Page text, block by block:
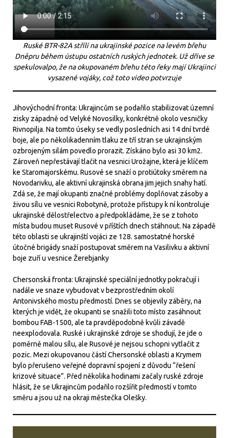
Ruské BTR-82A střílí na ukrajinské pozice na levém břehu
Dněpru během ústupu ostatních ruských jednotek. Už dříve se
spekulovalpo, že na okupovaném břehu této řeky mají Ukrajinci
vysazené vojáky, což toto video potvrzuje
Jihovýchodní fronta: Ukrajincům se podařilo stabilizovat územní
zisky západně od Velyké Novosilky, konkrétně okolo vesničky
Rivnopilja. Na tomto úseky se vedly posledních asi 14 dní tvrdé
boje, ale po několikadenním tlaku ze tří stran se ukrajinským
ozbrojeným silám povedlo prorazit. Získáno bylo asi 30 km2.
Zároveň nepřestávají tlačit na vesnici Urožajne, která je klíčem
ke Staromajorskému. Rusové se snaží o protiútoky směrem na
Novodarivku, ale aktivní ukrajinská obrana jim jejich snahy hatí.
Zdá se, že mají okupanti značné problémy doplňovat zásoby a
živou sílu ve vesnici Robotyně, protože přístupy k ní kontroluje
ukrajinské dělostřelectvo a předpokládáme, že se z tohoto
místa budou muset Rusové v příštích dnech stáhnout. Na západě
této oblasti se ukrajinští vojáci ze 128. samostatné horské
útočné brigády snaží postupovat směrem na Vasilivku a aktivní
boje zuří u vesnice Žerebjanky
Chersonská fronta: Ukrajinské speciální jednotky pokračují i
nadále ve snaze vybudovat v bezprostředním okolí
Antonivského mostu předmostí. Dnes se objevily záběry, na
kterých je vidět, že okupanti se snažili toto místo zasáhnout
bombou FAB-1500, ale ta pravděpodobně kvůli závadě
neexplodovala. Ruské i ukrajinské zdroje se shodují, že jde o
poměrně malou sílu, ale Rusové je nejsou schopni vytlačit z
pozic. Mezi okupovanou částí Chersonské oblasti a Krymem
bylo přerušeno veřejné dopravní spojení z důvodu “řešení
krizové situace”. Před několika hodinami začaly ruské zdroje
hlásit, že se Ukrajincům podařilo rozšířit předmostí v tomto
směru a jsou už na okraji městečka Olešky.